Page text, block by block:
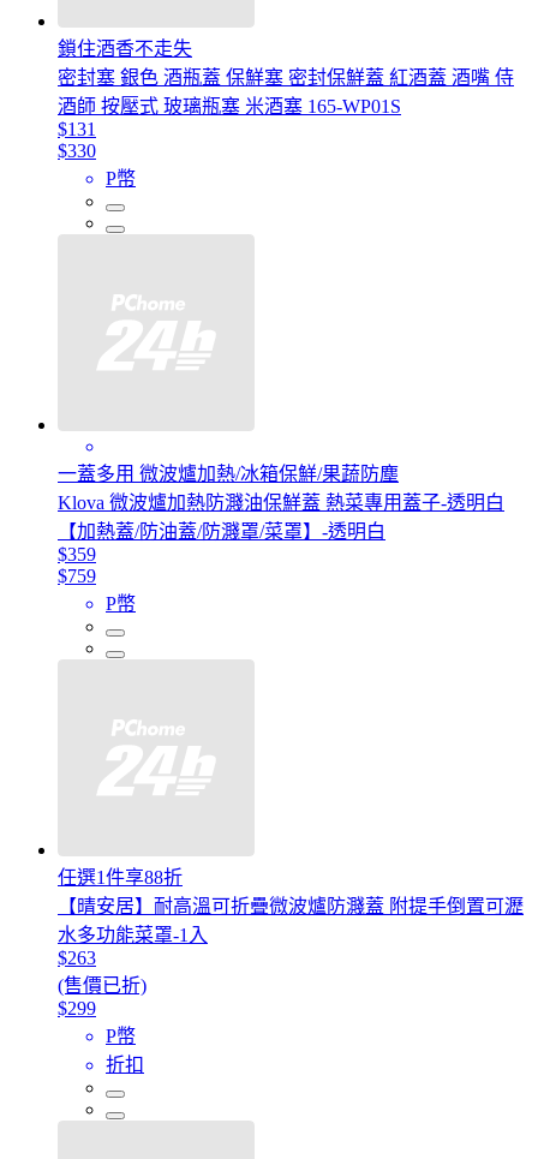
鎖住酒香不走失
密封塞 銀色 酒瓶蓋 保鮮塞 密封保鮮蓋 紅酒蓋 酒嘴 侍
酒師 按壓式 玻璃瓶塞 米酒塞 165-WP01S
$131
$330
P幣
一蓋多用 微波爐加熱/冰箱保鮮/果蔬防塵
Klova 微波爐加熱防濺油保鮮蓋 熱菜專用蓋子-透明白
【加熱蓋/防油蓋/防濺罩/菜罩】-透明白
$359
$759
P幣
任選1件享88折
【晴安居】耐高溫可折疊微波爐防濺蓋 附提手倒置可瀝
水多功能菜罩-1入
$263
(售價已折)
$299
P幣
折扣